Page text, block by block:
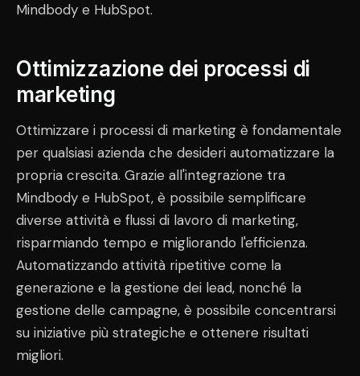
Mindbody e HubSpot.
Ottimizzazione dei processi di
marketing
Ottimizzare i processi di marketing è fondamentale
per qualsiasi azienda che desideri automatizzare la
propria crescita. Grazie all'integrazione tra
Mindbody e HubSpot, è possibile semplificare
diverse attività e flussi di lavoro di marketing,
risparmiando tempo e migliorando l'efficienza.
Automatizzando attività ripetitive come la
generazione e la gestione dei lead, nonché la
gestione delle campagne, è possibile concentrarsi
su iniziative più strategiche e ottenere risultati
migliori.